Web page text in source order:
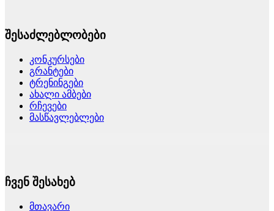
შესაძლებლობები
კონკურსები
გრანტები
ტრენინგები
ახალი ამბები
რჩევები
მასწავლებლები
ჩვენ შესახებ
მთავარი